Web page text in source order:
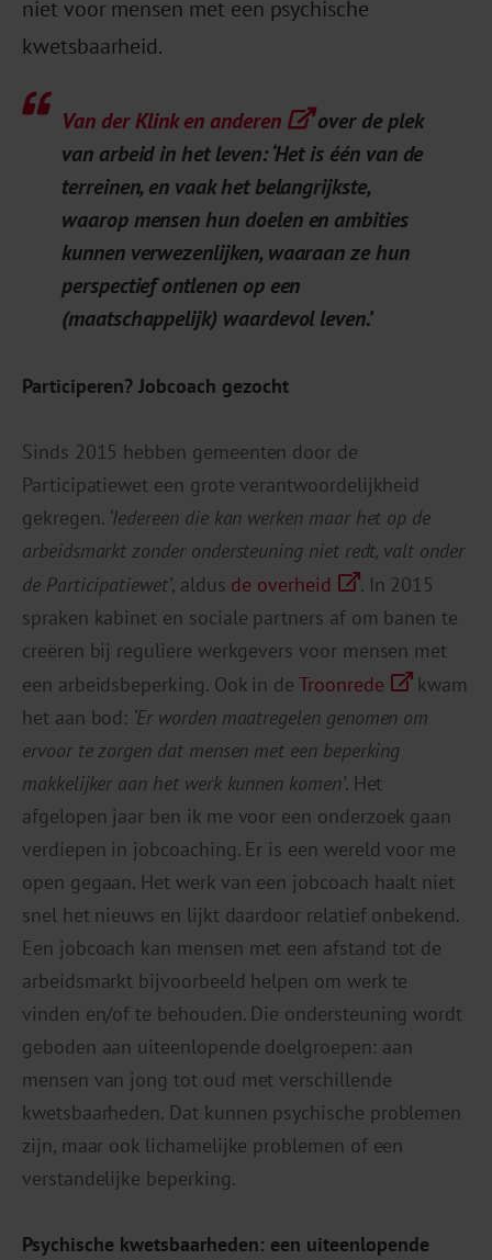
niet voor mensen met een psychische
kwetsbaarheid.
Van der Klink en anderen
over de plek
van arbeid in het leven: ‘Het is één van de
terreinen, en vaak het belangrijkste,
waarop mensen hun doelen en ambities
kunnen verwezenlijken, waaraan ze hun
perspectief ontlenen op een
(maatschappelijk) waardevol leven.’
Participeren? Jobcoach gezocht
Sinds 2015 hebben gemeenten door de
Participatiewet een grote verantwoordelijkheid
gekregen. ‘Iedereen die kan werken maar het op de
arbeidsmarkt zonder ondersteuning niet redt, valt onder
de Participatiewet’, aldus de overheid
. In 2015
spraken kabinet en sociale partners af om banen te
creëren bij reguliere werkgevers voor mensen met
een arbeidsbeperking. Ook in deTroonrede
kwam
het aan bod: ‘Er worden maatregelen genomen om
ervoor te zorgen dat mensen met een beperking
makkelijker aan het werk kunnen komen’. Het
afgelopen jaar ben ik me voor een onderzoek gaan
verdiepen in jobcoaching. Er is een wereld voor me
open gegaan. Het werk van een jobcoach haalt niet
snel het nieuws en lijkt daardoor relatief onbekend.
Een jobcoach kan mensen met een afstand tot de
arbeidsmarkt bijvoorbeeld helpen om werk te
vinden en/of te behouden. Die ondersteuning wordt
geboden aan uiteenlopende doelgroepen: aan
mensen van jong tot oud met verschillende
kwetsbaarheden. Dat kunnen psychische problemen
zijn, maar ook lichamelijke problemen of een
verstandelijke beperking.
Psychische kwetsbaarheden: een uiteenlopende